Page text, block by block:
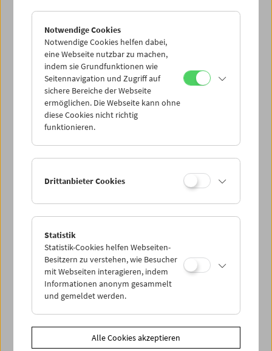
Mo 8.2.
Di 9.2.
Mi 10.2.
Do 11.2.
So 14.2.
PROGRAMM ÜBERBLICK
Notwendige Cookies
Notwendige Cookies helfen dabei,
eine Webseite nutzbar zu machen,
indem sie Grundfunktionen wie
Seitennavigation und Zugriff auf
sichere Bereiche der Webseite
ermöglichen. Die Webseite kann ohne
diese Cookies nicht richtig
funktionieren.
Drittanbieter Cookies
Statistik
Statistik-Cookies helfen Webseiten-
Besitzern zu verstehen, wie Besucher
mit Webseiten interagieren, indem
Informationen anonym gesammelt
und gemeldet werden.
Alle Cookies akzeptieren